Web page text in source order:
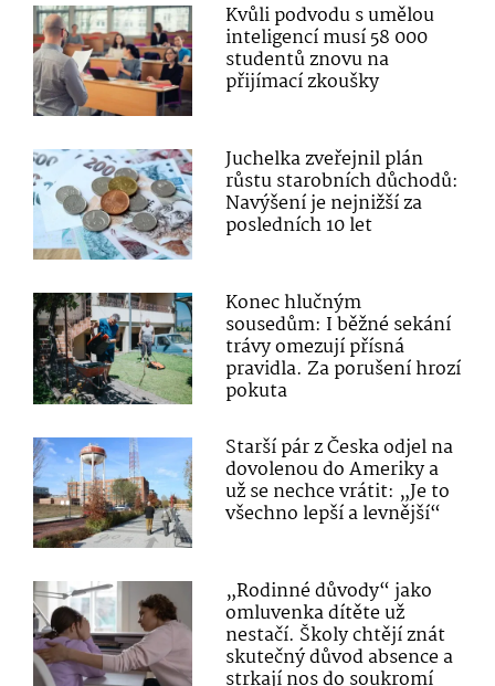
Kvůli podvodu s umělou
inteligencí musí 58 000
studentů znovu na
přijímací zkoušky
Juchelka zveřejnil plán
růstu starobních důchodů:
Navýšení je nejnižší za
posledních 10 let
Konec hlučným
sousedům: I běžné sekání
trávy omezují přísná
pravidla. Za porušení hrozí
pokuta
Starší pár z Česka odjel na
dovolenou do Ameriky a
už se nechce vrátit: „Je to
všechno lepší a levnější“
„Rodinné důvody“ jako
omluvenka dítěte už
nestačí. Školy chtějí znát
skutečný důvod absence a
strkají nos do soukromí